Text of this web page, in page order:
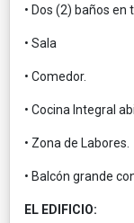
• Dos (2) baños en
• Sala
• Comedor.
• Cocina Integral
• Zona de Labores.
• Balcón grande
EL EDIFICIO: